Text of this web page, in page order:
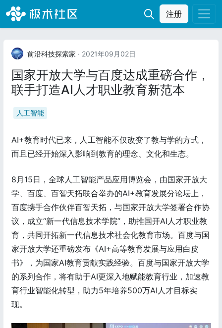
注册
前沿科技探索家 · 2021年09月02日
国家开放大学与百度达成重磅合作，
联手打造AI人才职业教育新范本
人工智能
AI+教育时代已来，人工智能不仅改变了教与学的方式，
而且已经开始深入影响到教育的理念、文化和生态。
8月15日，全球人工智能产品应用博览会，由国家开放大
学、百度、百智天拓联合举办的AI+教育发展分论坛上，
百度携手合作伙伴百智天拓，与国家开放大学签署合作协
议，成立“新一代信息技术学院”，助推国开AI人才职业教
育，共同开拓新一代信息技术社会化教育市场。百度与国
家开放大学还重磅发布《AI+高等教育发展与应用白皮
书》，为国家AI教育贡献实践经验。百度与国家开放大学
的系列合作，将有助于AI更深入地赋能教育行业，加速教
育行业智能化转型，助力5年培养500万AI人才目标实
现。